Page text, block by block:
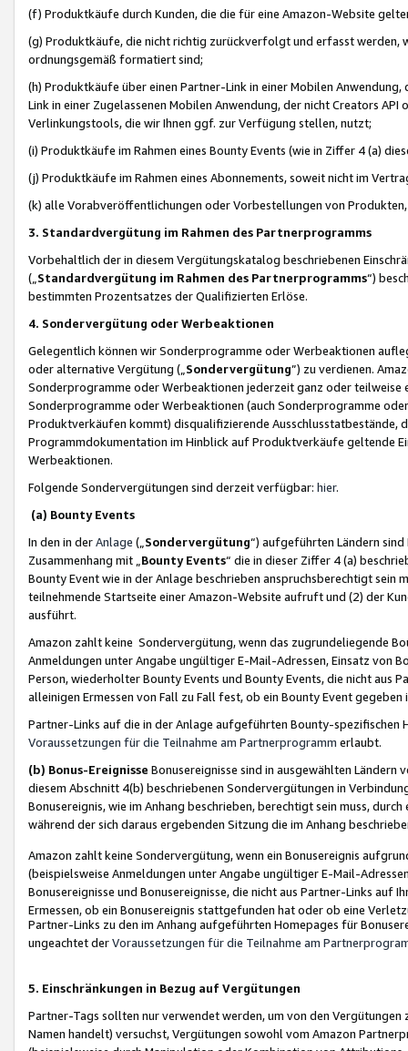
(f) Produktkäufe durch Kunden, die die für eine Amazon-Website
(g) Produktkäufe, die nicht richtig zurückverfolgt und erfasst werden,
ordnungsgemäß formatiert sind;
(h) Produktkäufe über einen Partner-Link in einer Mobilen
Link in einer Zugelassenen Mobilen Anwendung, der nicht Creators
Verlinkungstools, die wir Ihnen ggf. zur Verfügung stellen, nutzt;
(i) Produktkäufe im Rahmen eines Bounty Events (wie in Ziffer 4 (a)
(j) Produktkäufe im Rahmen eines Abonnements, soweit nicht im
(k) alle Vorabveröffentlichungen oder Vorbestellungen von
3. Standardvergütung im Rahmen des Partnerprogramms
Vorbehaltlich der in diesem Vergütungskatalog beschriebenen
(„ Standardvergütung im Rahmen des Partnerprogramms“)
bestimmten Prozentsatzes der Qualifizierten Erlöse.
4. Sondervergütung oder Werbeaktionen
Gelegentlich können wir Sonderprogramme oder Werbeaktionen
oder alternative Vergütung („ Sondervergütung”) zu verdienen.
Sonderprogramme oder Werbeaktionen jederzeit ganz oder
Sonderprogramme oder Werbeaktionen (auch Sonderprogramme
Produktverkäufen kommt) disqualifizierende Ausschlusstatbestände,
Programmdokumentation im Hinblick auf Produktverkäufe geltende
Werbeaktionen.
Folgende Sondervergütungen sind derzeit verfügbar: hier.
(a) Bounty Events
In den in derAnlage („ Sondervergütung“) aufgeführten Ländern
Zusammenhang mit „ Bounty Events“ die in dieser Ziffer 4 (a)
Bounty Event wie in der Anlage beschrieben anspruchsberechtigt sein
teilnehmende Startseite einer Amazon-Website aufruft und (2) der
ausführt.
Amazon zahlt keine Sondervergütung, wenn das zugrundeliegende
Anmeldungen unter Angabe ungültiger E-Mail-Adressen, Einsatz von
Person, wiederholter Bounty Events und Bounty Events, die nicht
alleinigen Ermessen von Fall zu Fall fest, ob ein Bounty Event
Partner-Links auf die in der Anlage aufgeführten Bounty-spezifischen
Voraussetzungen für die Teilnahme am Partnerprogramm erlaubt.
(b) Bonus-Ereignisse Bonusereignisse sind in ausgewählten Ländern
diesem Abschnitt 4(b) beschriebenen Sondervergütungen in
Bonusereignis, wie im Anhang beschrieben, berechtigt sein muss,
während der sich daraus ergebenden Sitzung die im Anhang
Amazon zahlt keine Sondervergütung, wenn ein Bonusereignis
(beispielsweise Anmeldungen unter Angabe ungültiger E-Mail-
Bonusereignisse und Bonusereignisse, die nicht aus Partner-Links auf
Ermessen, ob ein Bonusereignis stattgefunden hat oder ob eine
Partner-Links zu den im Anhang aufgeführten Homepages für
ungeachtet derVoraussetzungen für die Teilnahme am
5. Einschränkungen in Bezug auf Vergütungen
Partner-Tags sollten nur verwendet werden, um von den
Namen handelt) versuchst, Vergütungen sowohl vom Amazon